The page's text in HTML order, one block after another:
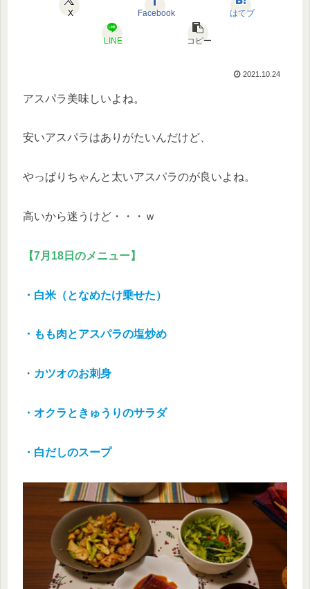
X Facebook はてブ
LINE コピー
2021.10.24
アスパラ美味しいよね。
安いアスパラはありがたいんだけど、
やっぱりちゃんと太いアスパラのが良いよね。
高いから迷うけど・・・ｗ
【7月18日のメニュー】
・白米（となめたけ乗せた）
・もも肉とアスパラの塩炒め
・ カツオのお刺身
・オクラときゅうりのサラダ
・白だしのスープ